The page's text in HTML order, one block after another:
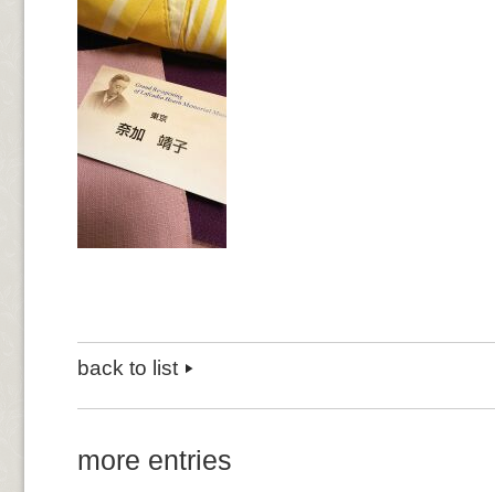
back to list
more entries